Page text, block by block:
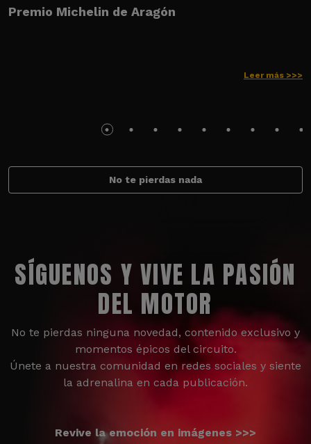
Premio Michelin de Aragón
Leer más >>>
No te pierdas nada
SÍGUENOS Y VIVE LA PASIÓN
DEL MOTOR
No te pierdas ninguna novedad, contenido exclusivo y
momentos épicos del circuito.
Únete a nuestra comunidad en redes sociales y siente
la adrenalina en cada publicación.
Revive la emoción en imágenes >>>